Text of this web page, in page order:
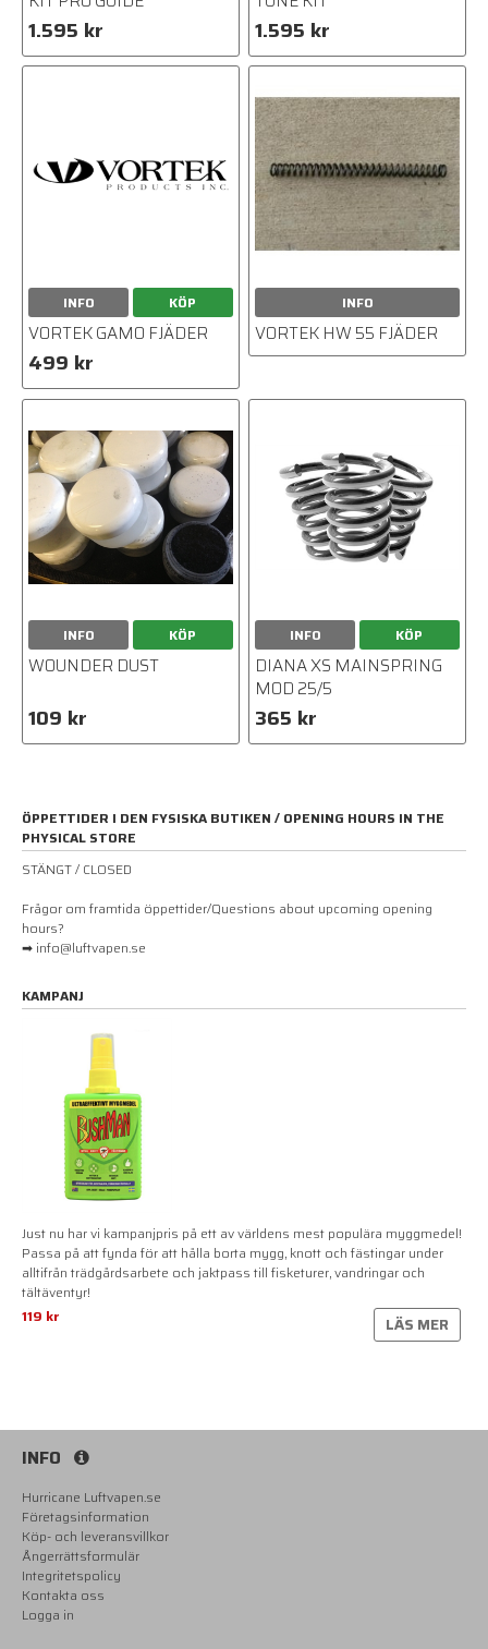
1.595 kr 1.595 kr
INFO KÖP
VORTEK GAMO FJÄDER
499 kr
INFO
VORTEK HW 55 FJÄDER
INFO KÖP
WOUNDER DUST
109 kr
INFO KÖP
DIANA XS MAINSPRING
MOD 25/5
365 kr
ÖPPETTIDER I DEN FYSISKA BUTIKEN / OPENING HOURS IN THE
PHYSICAL STORE
STÄNGT / CLOSED
Frågor om framtida öppettider/Questions about upcoming opening
hours?
➡ info@luftvapen.se
KAMPANJ
Just nu har vi kampanjpris på ett av världens mest populära myggmedel!
Passa på att fynda för att hålla borta mygg, knott och fästingar under
alltifrån trädgårdsarbete och jaktpass till fisketurer, vandringar och
tältäventyr!
119 kr
LÄS MER
INFO
Hurricane Luftvapen.se
Företagsinformation
Köp- och leveransvillkor
Ångerrättsformulär
Integritetspolicy
Kontakta oss
Logga in